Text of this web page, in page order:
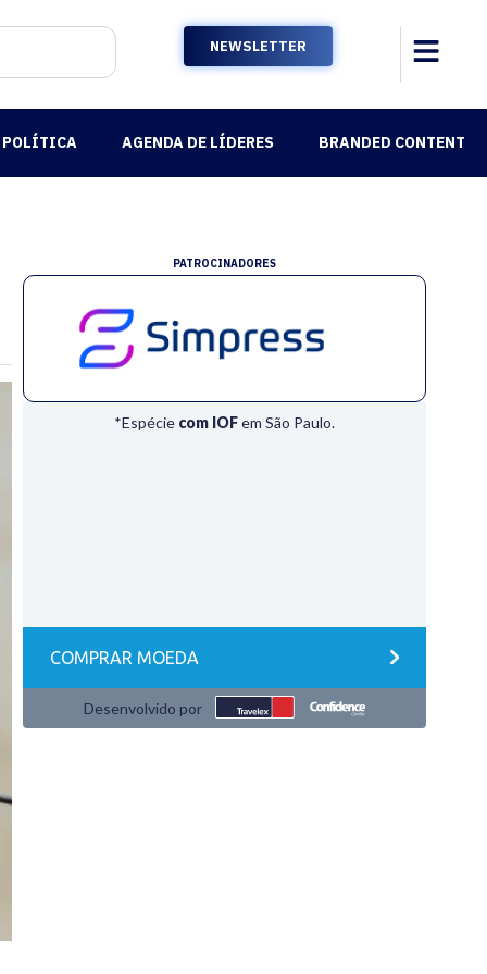
NEWSLETTER
POLÍTICA AGENDA DE LÍDERES BRANDED CONTENT
PATROCINADORES